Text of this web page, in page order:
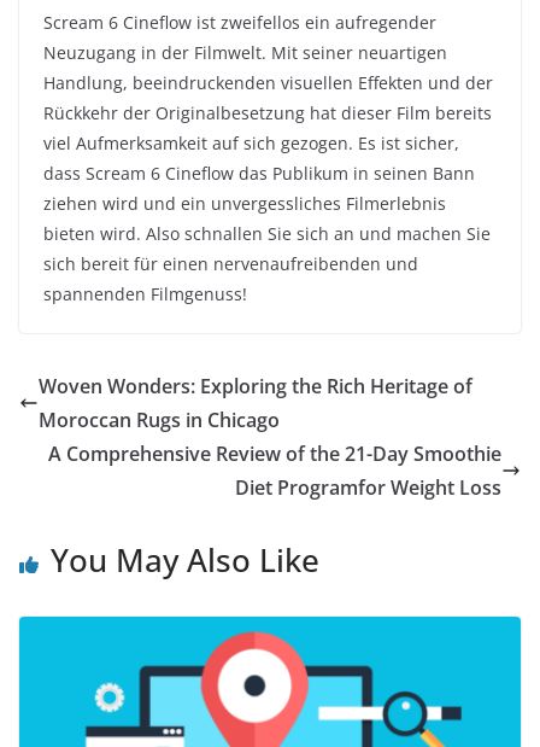
Scream 6 Cineflow ist zweifellos ein aufregender
Neuzugang in der Filmwelt. Mit seiner neuartigen
Handlung, beeindruckenden visuellen Effekten und der
Rückkehr der Originalbesetzung hat dieser Film bereits
viel Aufmerksamkeit auf sich gezogen. Es ist sicher,
dass Scream 6 Cineflow das Publikum in seinen Bann
ziehen wird und ein unvergessliches Filmerlebnis
bieten wird. Also schnallen Sie sich an und machen Sie
sich bereit für einen nervenaufreibenden und
spannenden Filmgenuss!
Woven Wonders: Exploring the Rich Heritage of
Moroccan Rugs in Chicago
A Comprehensive Review of the 21-Day Smoothie
Diet Programfor Weight Loss
You May Also Like